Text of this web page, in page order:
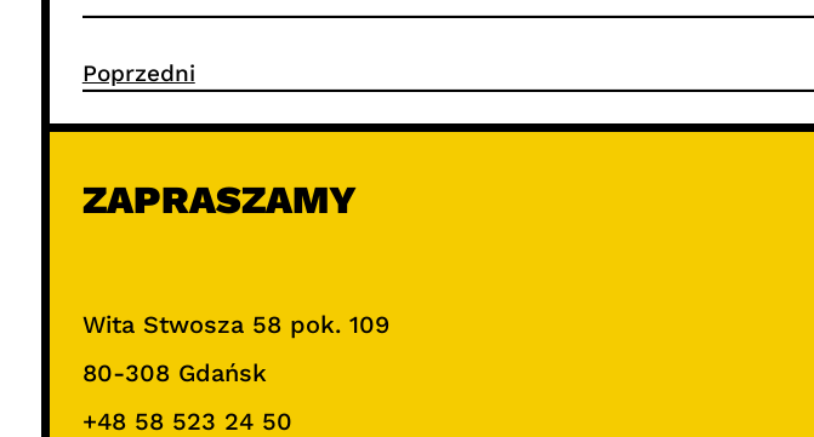
Poprzedni
ZAPRASZAMY
Wita Stwosza 58 pok. 109
80-308 Gdańsk
+48 58 523 24 50